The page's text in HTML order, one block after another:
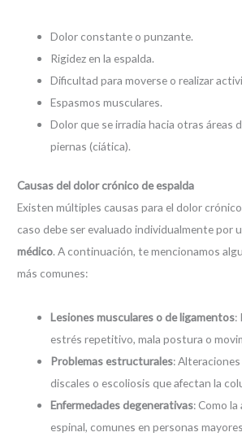
Dolor constante o punzante.
Rigidez en la espalda.
Dificultad para moverse o realizar
Espasmos musculares.
Dolor que se irradia hacia otras áreas
piernas (ciática).
Causas del dolor crónico de espalda
Existen múltiples causas para el dolor
caso debe ser evaluado individualmente por
médico. A continuación, te mencionamos
más comunes:
Lesiones musculares o de ligamentos:
estrés repetitivo, mala postura o
Problemas estructurales:
discales o escoliosis que afectan la
Enfermedades degenerativas: Como
espinal, comunes en personas